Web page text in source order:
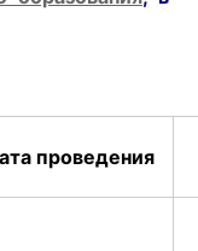
проведения